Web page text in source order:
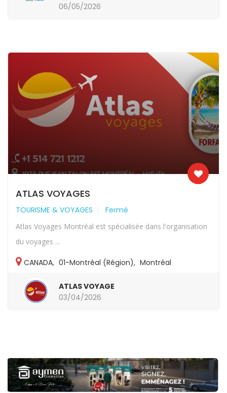
06/05/2026
ATLAS VOYAGES
TOURISME & VOYAGES Fermé
Atlas Voyages Montréal est spécialisée dans l'organisation
du voyages ...
CANADA, 01-Montréal (Région), Montréal
ATLAS VOYAGE
03/04/2026